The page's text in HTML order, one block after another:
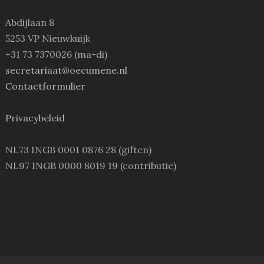
Abdijlaan 8
5253 VP Nieuwkuijk
+31 73 7370026 (ma-di)
secretariaat@oecumene.nl
Contactformulier
Privacybeleid
NL73 INGB 0001 0876 28 (giften)
NL97 INGB 0000 8019 19 (contributie)